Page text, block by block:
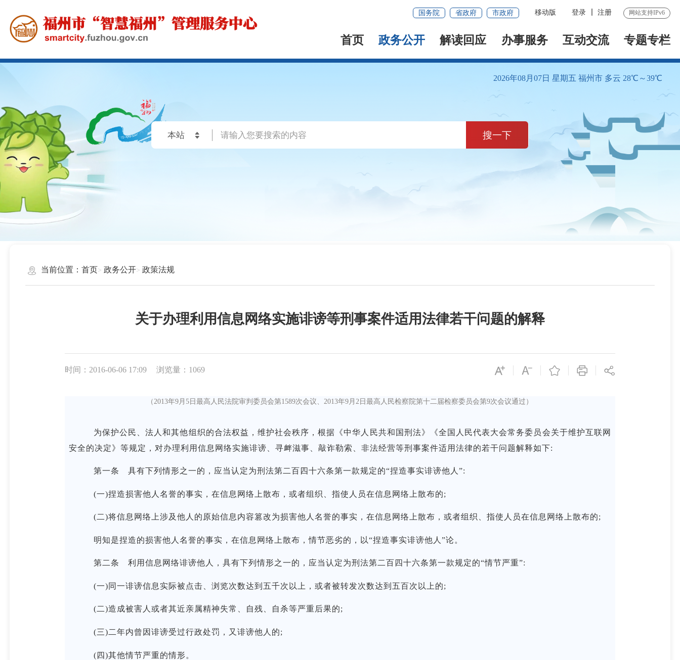
国务院 省政府 市政府 移动版 登录 注册 网站支持IPv6
首页 政务公开 解读回应 办事服务 互动交流 专题专栏
2026年08月07日 星期五 福州市 多云 28℃～39℃
搜一下
当前位置： 首页 政务公开 政策法规
关于办理利用信息网络实施诽谤等刑事案件适用法律若干问题的解释
时间：2016-06-06 17:09 浏览量：1069
（2013年9月5日最高人民法院审判委员会第1589次会议、2013年9月2日最高人民检察院第十二届检察委员会第9次会议通过）
为保护公民、法人和其他组织的合法权益，维护社会秩序，根据《中华人民共和国刑法》《全国人民代表大会常务委员会关于维护互联网
安全的决定》等规定，对办理利用信息网络实施诽谤、寻衅滋事、敲诈勒索、非法经营等刑事案件适用法律的若干问题解释如下:
第一条 具有下列情形之一的，应当认定为刑法第二百四十六条第一款规定的“捏造事实诽谤他人”:
(一)捏造损害他人名誉的事实，在信息网络上散布，或者组织、指使人员在信息网络上散布的;
(二)将信息网络上涉及他人的原始信息内容篡改为损害他人名誉的事实，在信息网络上散布，或者组织、指使人员在信息网络上散布的;
明知是捏造的损害他人名誉的事实，在信息网络上散布，情节恶劣的，以“捏造事实诽谤他人”论。
第二条 利用信息网络诽谤他人，具有下列情形之一的，应当认定为刑法第二百四十六条第一款规定的“情节严重”:
(一)同一诽谤信息实际被点击、浏览次数达到五千次以上，或者被转发次数达到五百次以上的;
(二)造成被害人或者其近亲属精神失常、自残、自杀等严重后果的;
(三)二年内曾因诽谤受过行政处罚，又诽谤他人的;
(四)其他情节严重的情形。